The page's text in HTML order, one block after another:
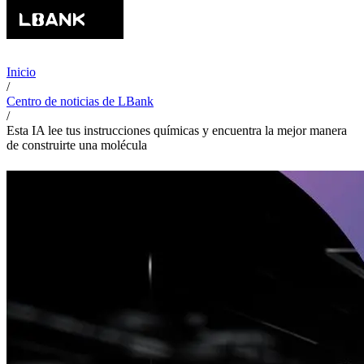
Inicio
/
Centro de noticias de LBank
/
Esta IA lee tus instrucciones químicas y encuentra la mejor manera
de construirte una molécula